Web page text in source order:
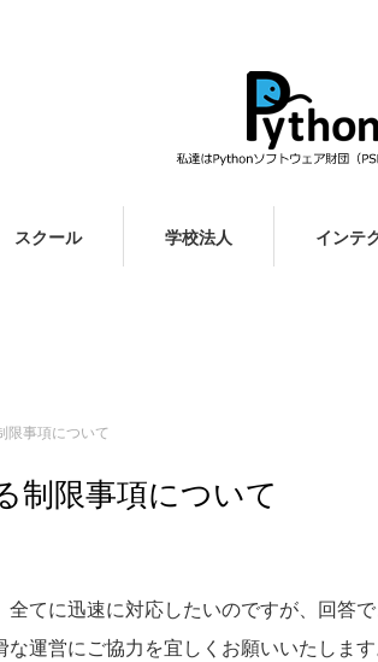
スクール 学校法人 インテ
限事項について
制限事項について
てに迅速に対応したいのですが、回答
な運営にご協力を宜しくお願いいたしま